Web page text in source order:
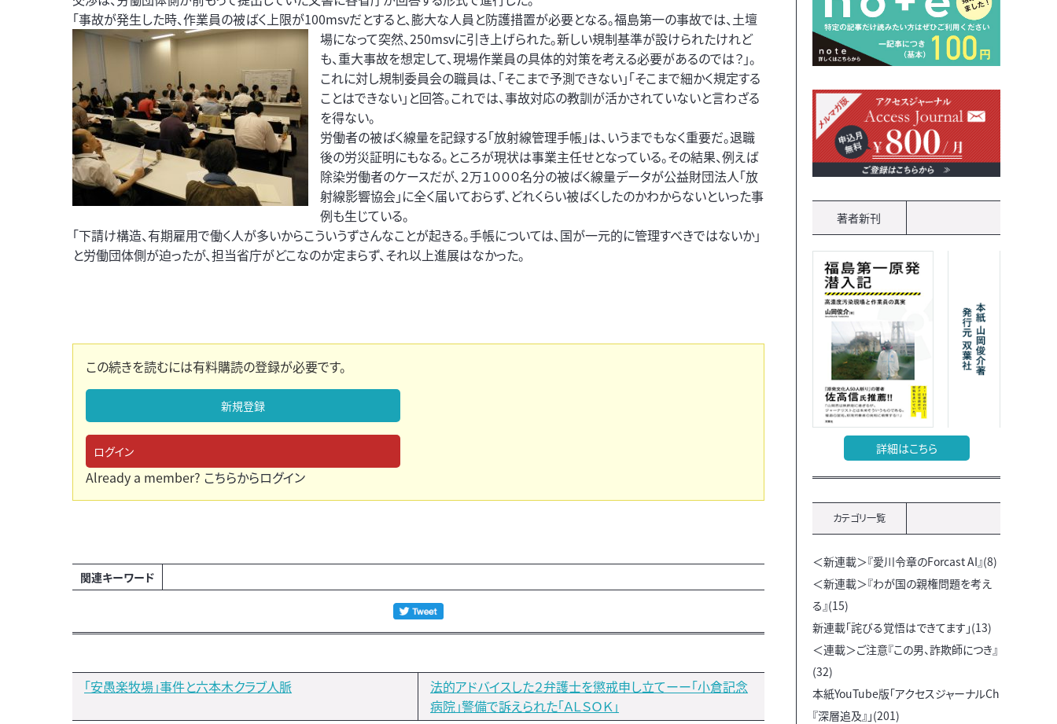
「事故が発生した時、作業員の被ばく上限が100msvだとすると、膨大な人員と防護措置が必要となる。福島第一の事故では、土壇
場になって突然、250msvに引き上げられた。新しい規制基準が設けられたけれど
も、重大事故を想定して、現場作業員の具体的対策を考える必要があるのでは？」。
これに対し規制委員会の職員は、「そこまで予測できない」「そこまで細かく規定する
ことはできない」と回答。これでは、事故対応の教訓が活かされていないと言わざる
を得ない。
労働者の被ばく線量を記録する「放射線管理手帳」は、いうまでもなく重要だ。退職
後の労災証明にもなる。ところが現状は事業主任せとなっている。その結果、例えば
除染労働者のケースだが、２万１０００名分の被ばく線量データが公益財団法人「放
射線影響協会」に全く届いておらず、どれくらい被ばくしたのかわからないといった事
例も生じている。
「下請け構造、有期雇用で働く人が多いからこういうずさんなことが起きる。手帳については、国が一元的に管理すべきではないか」
と労働団体側が迫ったが、担当省庁がどこなのか定まらず、それ以上進展はなかった。
この続きを読むには有料購読の登録が必要です。
新規登録
ログイン
Already a member? こちらからログイン
関連キーワード
「安愚楽牧場」事件と六本木クラブ人脈
法的アドバイスした２弁護士を懲戒申し立てーー「小倉記念
病院」警備で訴えられた「ＡＬＳＯＫ」
著者新刊
詳細はこちら
カテゴリ一覧
＜新連載＞『愛川令章のForcast AI』(8)
＜新連載＞『わが国の親権問題を考え
る』(15)
新連載「詫びる覚悟はできてます」(13)
＜連載＞ご注意『この男、詐欺師につき』
(32)
本紙YouTube版「アクセスジャーナルCh
『深層追及』」(201)